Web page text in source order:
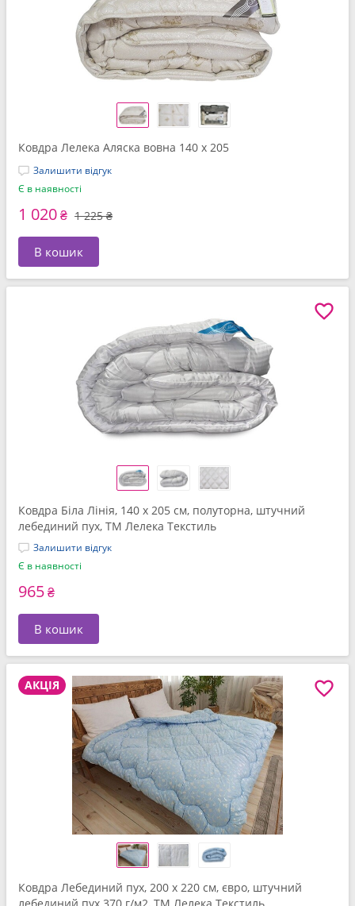
Ковдра Лелека Аляска вовна 140 x 205
Залишити відгук
Є в наявності
1 020₴ 1 225 ₴
В кошик
Ковдра Біла Лінія, 140 x 205 см, полуторна, штучний
лебединий пух, ТМ Лелека Текстиль
Залишити відгук
Є в наявності
965₴
В кошик
АКЦІЯ
Ковдра Лебединий пух, 200 x 220 см, євро, штучний